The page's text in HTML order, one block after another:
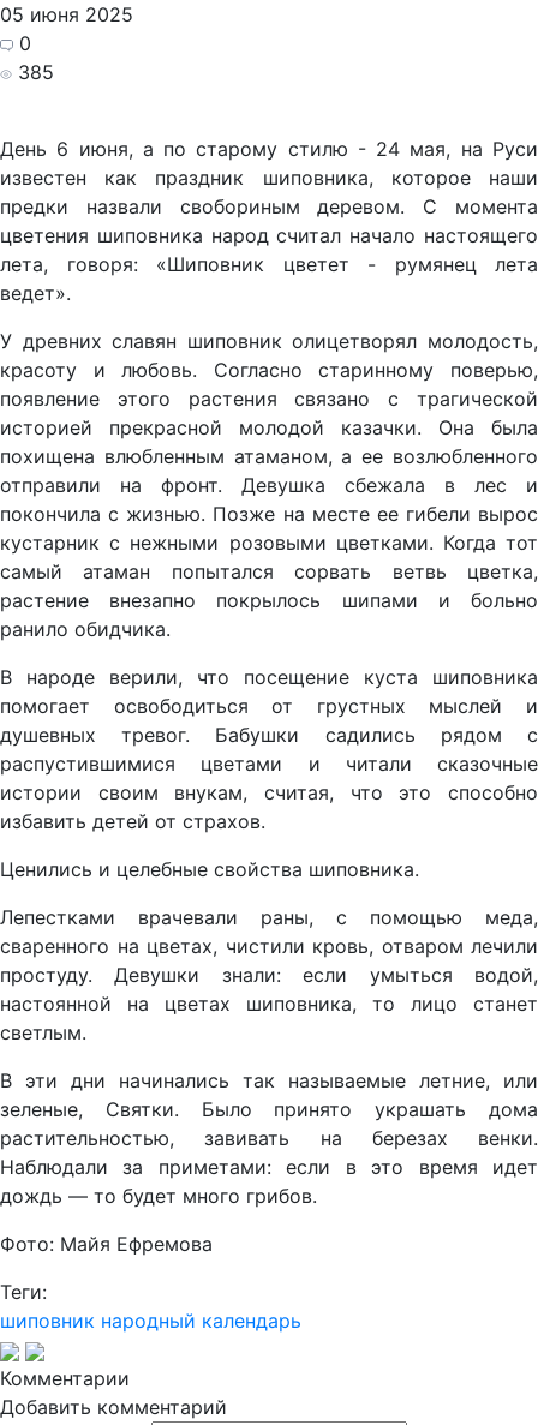
05 июня 2025
0
385
День 6 июня, а по старому стилю - 24 мая, на Руси
известен как праздник шиповника, которое наши
предки назвали свобориным деревом. С момента
цветения шиповника народ считал начало настоящего
лета, говоря: «Шиповник цветет - румянец лета
ведет».
У древних славян шиповник олицетворял молодость,
красоту и любовь. Согласно старинному поверью,
появление этого растения связано с трагической
историей прекрасной молодой казачки. Она была
похищена влюбленным атаманом, а ее возлюбленного
отправили на фронт. Девушка сбежала в лес и
покончила с жизнью. Позже на месте ее гибели вырос
кустарник с нежными розовыми цветками. Когда тот
самый атаман попытался сорвать ветвь цветка,
растение внезапно покрылось шипами и больно
ранило обидчика.
В народе верили, что посещение куста шиповника
помогает освободиться от грустных мыслей и
душевных тревог. Бабушки садились рядом с
распустившимися цветами и читали сказочные
истории своим внукам, считая, что это способно
избавить детей от страхов.
Ценились и целебные свойства шиповника.
Лепестками врачевали раны, с помощью меда,
сваренного на цветах, чистили кровь, отваром лечили
простуду. Девушки знали: если умыться водой,
настоянной на цветах шиповника, то лицо станет
светлым.
В эти дни начинались так называемые летние, или
зеленые, Святки. Было принято украшать дома
растительностью, завивать на березах венки.
Наблюдали за приметами: если в это время идет
дождь — то будет много грибов.
Фото: Майя Ефремова
Теги:
шиповник народный календарь
Комментарии
Добавить комментарий